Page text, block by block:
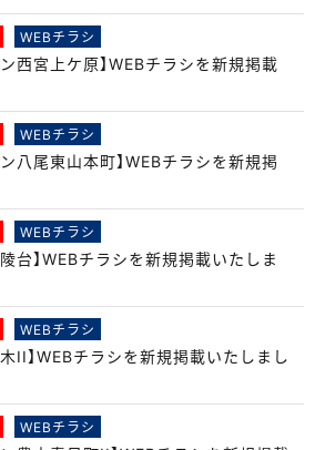
WEBチラシ
西宮上ケ原】WEBチラシを新規掲載
WEBチラシ
八尾東山本町】WEBチラシを新規掲
WEBチラシ
台】WEBチラシを新規掲載いたしま
WEBチラシ
II】WEBチラシを新規掲載いたしまし
WEBチラシ